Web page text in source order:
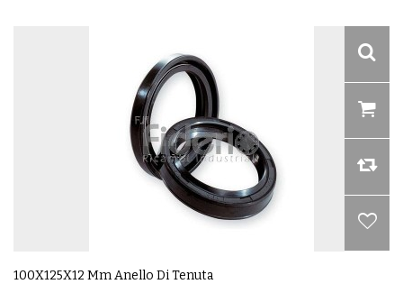
100X125X12 Mm Anello Di Tenuta